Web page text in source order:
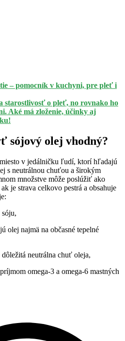
– pomocník v kuchyni, pre pleť i
starostlivosť o pleť, no rovnako ho
Aké má zloženie, účinky aj
sójový olej vhodný?
v jedálničku ľudí, ktorí hľadajú
s neutrálnou chuťou a širokým
množstve môže poslúžiť ako
je strava celkovo pestrá a obsahuje
olej najmä na občasné tepelné
neutrálna chuť oleja,
omega-3 a omega-6 mastných